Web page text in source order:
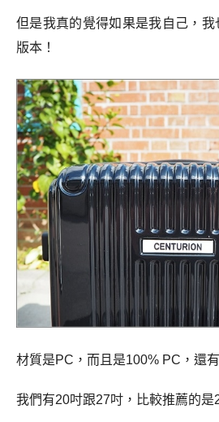
但是我真的覺得如果是我自己，
版本！
材質是PC，而且是100% PC，還
我們有20吋跟27吋，比較推薦的是